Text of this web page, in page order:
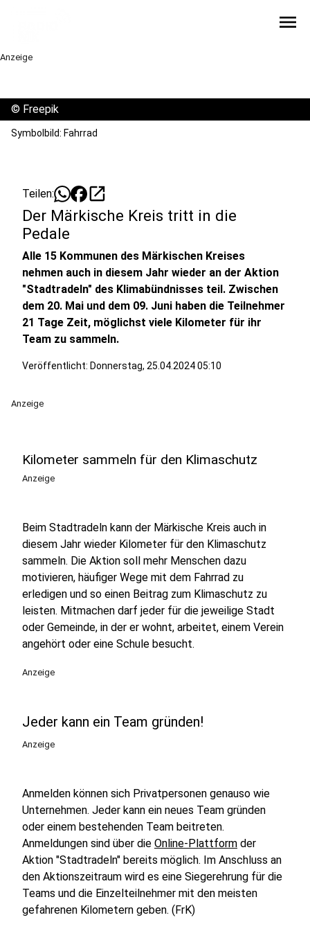
menu
Anzeige
© Freepik
Symbolbild: Fahrrad
Teilen: open_in_new
Der Märkische Kreis tritt in die
Pedale
Alle 15 Kommunen des Märkischen Kreises
nehmen auch in diesem Jahr wieder an der Aktion
"Stadtradeln" des Klimabündnisses teil. Zwischen
dem 20. Mai und dem 09. Juni haben die Teilnehmer
21 Tage Zeit, möglichst viele Kilometer für ihr
Team zu sammeln.
Veröffentlicht: Donnerstag, 25.04.2024 05:10
Anzeige
Kilometer sammeln für den Klimaschutz
Anzeige
Beim Stadtradeln kann der Märkische Kreis auch in
diesem Jahr wieder Kilometer für den Klimaschutz
sammeln. Die Aktion soll mehr Menschen dazu
motivieren, häufiger Wege mit dem Fahrrad zu
erledigen und so einen Beitrag zum Klimaschutz zu
leisten. Mitmachen darf jeder für die jeweilige Stadt
oder Gemeinde, in der er wohnt, arbeitet, einem Verein
angehört oder eine Schule besucht.
Anzeige
Jeder kann ein Team gründen!
Anzeige
Anmelden können sich Privatpersonen genauso wie
Unternehmen. Jeder kann ein neues Team gründen
oder einem bestehenden Team beitreten.
Anmeldungen sind über die Online-Plattform der
Aktion "Stadtradeln" bereits möglich. Im Anschluss an
den Aktionszeitraum wird es eine Siegerehrung für die
Teams und die Einzelteilnehmer mit den meisten
gefahrenen Kilometern geben. (FrK)